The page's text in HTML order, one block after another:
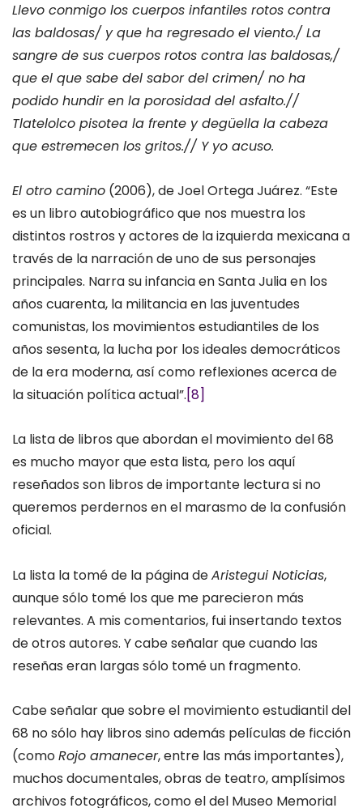
Llevo conmigo los cuerpos infantiles rotos contra
las baldosas/ y que ha regresado el viento./ La
sangre de sus cuerpos rotos contra las baldosas,/
que el que sabe del sabor del crimen/ no ha
podido hundir en la porosidad del asfalto.//
Tlatelolco pisotea la frente y degüella la cabeza
que estremecen los gritos.// Y yo acuso.
El otro camino (2006), de Joel Ortega Juárez. “Este
es un libro autobiográfico que nos muestra los
distintos rostros y actores de la izquierda mexicana a
través de la narración de uno de sus personajes
principales. Narra su infancia en Santa Julia en los
años cuarenta, la militancia en las juventudes
comunistas, los movimientos estudiantiles de los
años sesenta, la lucha por los ideales democráticos
de la era moderna, así como reflexiones acerca de
la situación política actual”.[8]
La lista de libros que abordan el movimiento del 68
es mucho mayor que esta lista, pero los aquí
reseñados son libros de importante lectura si no
queremos perdernos en el marasmo de la confusión
oficial.
La lista la tomé de la página deAristegui Noticias,
aunque sólo tomé los que me parecieron más
relevantes. A mis comentarios, fui insertando textos
de otros autores. Y cabe señalar que cuando las
reseñas eran largas sólo tomé un fragmento.
Cabe señalar que sobre el movimiento estudiantil del
68 no sólo hay libros sino además películas de ficción
(comoRojo amanecer, entre las más importantes),
muchos documentales, obras de teatro, amplísimos
archivos fotográficos, como el del Museo Memorial